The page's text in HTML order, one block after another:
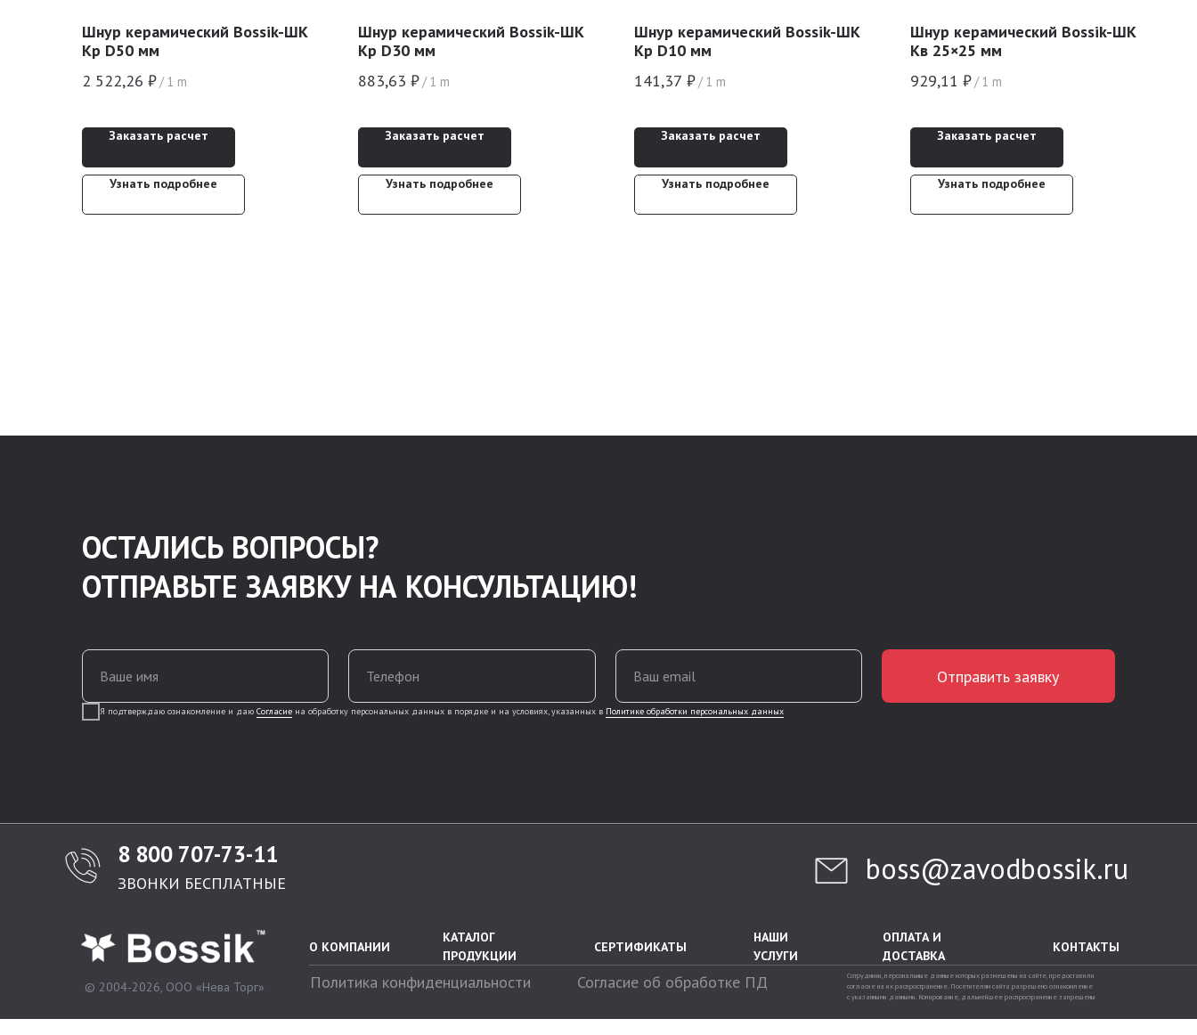
Шнур керамический Bossik-ШК
Кр D50 мм
2 522,26 ₽/ 1 m
Заказать расчет
Узнать подробнее
Шнур керамический Bossik-ШК
Кр D30 мм
883,63 ₽/ 1 m
Заказать расчет
Узнать подробнее
Шнур керамический Bossik-ШК
Кр D10 мм
141,37 ₽/ 1 m
Заказать расчет
Узнать подробнее
Шнур керамический Bossik-ШК
Кв 25×25 мм
929,11 ₽/ 1 m
Заказать расчет
Узнать подробнее
ОСТАЛИСЬ ВОПРОСЫ?
ОТПРАВЬТЕ ЗАЯВКУ НА КОНСУЛЬТАЦИЮ!
Ваше имя Телефон Ваш email
Я подтверждаю ознакомление и даю Согласие на обработку персональных данных в порядке и на условиях, указанных в Политике обработки персональных данных
Отправить заявку
ЗВОНКИ БЕСПЛАТНЫЕ
8 800 707-73-11 boss@zavodbossik.ru
© 2004-2026, ООО «Нева Торг» Политика конфиденциальности Согласие об обработке ПД
Сотрудники, персональные данные которых размещены на сайте, предоставили
согласие на их распространение. Посетителям сайта разрешено ознакомление
с указанными данными. Копирование, дальнейшее распространение запрещены
КОНТАКТЫ
ОПЛАТА И
ДОСТАВКА
НАШИ
УСЛУГИ
КАТАЛОГ
ПРОДУКЦИИ
О КОМПАНИИ СЕРТИФИКАТЫ